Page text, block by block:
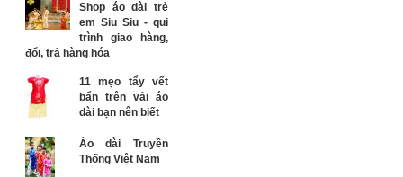
Shop áo dài trẻ
em Siu Siu - qui
trình giao hàng,
đổi, trả hàng hóa
11 mẹo tẩy vết
bẩn trên vải áo
dài bạn nên biết
Áo dài Truyền
Thống Việt Nam